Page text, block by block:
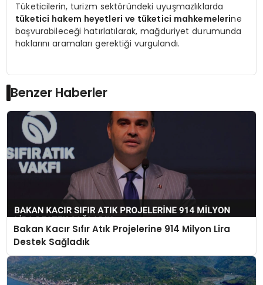
Tüketicilerin, turizm sektöründeki uyuşmazlıklarda
tüketici hakem heyetleri ve tüketici mahkemelerine
başvurabileceği hatırlatılarak, mağduriyet durumunda
haklarını aramaları gerektiği vurgulandı.
Benzer Haberler
Bakan Kacır Sıfır Atık Projelerine 914 Milyon Lira
Destek Sağladık